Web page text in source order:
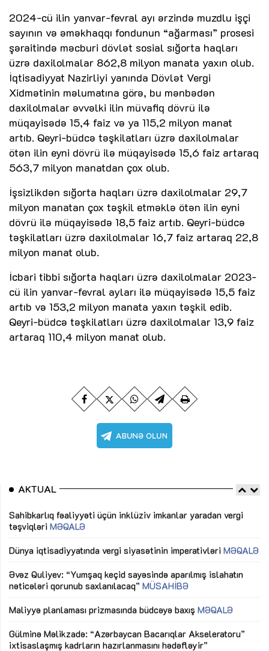
2024-cü ilin yanvar-fevral ayı ərzində muzdlu işçi
sayının və əməkhaqqı fondunun “ağarması” prosesi
şəraitində məcburi dövlət sosial sığorta haqları
üzrə daxilolmalar 862,8 milyon manata yaxın olub.
İqtisadiyyat Nazirliyi yanında Dövlət Vergi
Xidmətinin məlumatına görə, bu mənbədən
daxilolmalar əvvəlki ilin müvafiq dövrü ilə
müqayisədə 15,4 faiz və ya 115,2 milyon manat
artıb. Qeyri-büdcə təşkilatları üzrə daxilolmalar
ötən ilin eyni dövrü ilə müqayisədə 15,6 faiz artaraq
563,7 milyon manatdan çox olub.
İşsizlikdən sığorta haqları üzrə daxilolmalar 29,7
milyon manatan çox təşkil etməklə ötən ilin eyni
dövrü ilə müqayisədə 18,5 faiz artıb. Qeyri-büdcə
təşkilatları üzrə daxilolmalar 16,7 faiz artaraq 22,8
milyon manat olub.
İcbari tibbi sığorta haqları üzrə daxilolmalar 2023-
cü ilin yanvar-fevral ayları ilə müqayisədə 15,5 faiz
artıb və 153,2 milyon manata yaxın təşkil edib.
Qeyri-büdcə təşkilatları üzrə daxilolmalar 13,9 faiz
artaraq 110,4 milyon manat olub.
AKTUAL
Sahibkarlıq fəaliyyəti üçün inklüziv imkanlar yaradan vergi
təşviqləriMƏQALƏ
Dünya iqtisadiyyatında vergi siyasətinin imperativləri MƏQALƏ
Əvəz Quliyev: “Yumşaq keçid sayəsində aparılmış islahatın
nəticələri qorunub saxlanılacaq”MÜSAHİBƏ
Maliyyə planlaması prizmasında büdcəyə baxış MƏQALƏ
Gülminə Məlikzadə: “Azərbaycan Bacarıqlar Akseleratoru”
ixtisaslaşmış kadrların hazırlanmasını hədəfləyir”